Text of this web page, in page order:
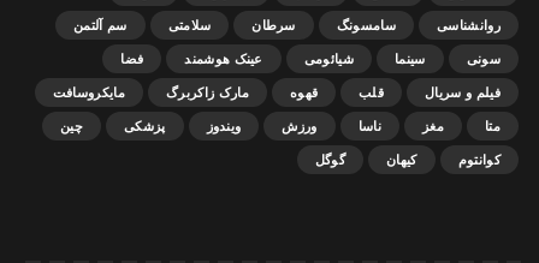
روانشناسی سامسونگ سرطان سلامتی سم آلتمن
سونی سینما شیائومی عینک هوشمند فضا
فیلم و سریال قلب قهوه مارک زاکربرگ مایکروسافت
متا مغز ناسا ورزش ویندوز پزشکی چین
کوانتوم کیهان گوگل